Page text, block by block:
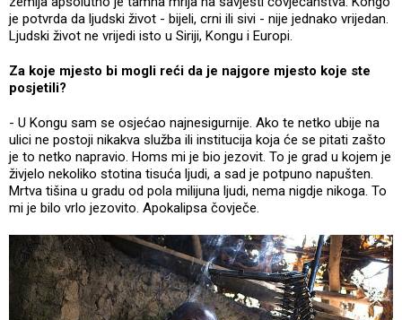
je potvrda da ljudski život - bijeli, crni ili sivi - nije jednako vrijedan.
Ljudski život ne vrijedi isto u Siriji, Kongu i Europi.
Za koje mjesto bi mogli reći da je najgore mjesto koje ste
posjetili?
- U Kongu sam se osjećao najnesigurnije. Ako te netko ubije na
ulici ne postoji nikakva služba ili institucija koja će se pitati zašto
je to netko napravio. Homs mi je bio jezovit. To je grad u kojem je
živjelo nekoliko stotina tisuća ljudi, a sad je potpuno napušten.
Mrtva tišina u gradu od pola milijuna ljudi, nema nigdje nikoga. To
mi je bilo vrlo jezovito. Apokalipsa čovječe.